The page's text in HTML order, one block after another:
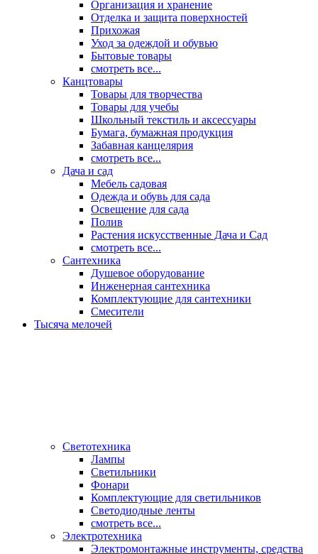
Организация и хранение
Отделка и защита поверхностей
Прихожая
Уход за одеждой и обувью
Бытовые товары
смотреть все...
Канцтовары
Товары для творчества
Товары для учебы
Школьный текстиль и аксессуары
Бумага, бумажная продукция
Забавная канцелярия
смотреть все...
Дача и сад
Мебель садовая
Одежда и обувь для сада
Освещение для сада
Полив
Растения искусственные Дача и Сад
смотреть все...
Сантехника
Душевое оборудование
Инженерная сантехника
Комплектующие для сантехники
Смесители
Тысяча мелочей
Светотехника
Лампы
Светильники
Фонари
Комплектующие для светильников
Светодиодные ленты
смотреть все...
Электротехника
Электромонтажные инструменты, средства